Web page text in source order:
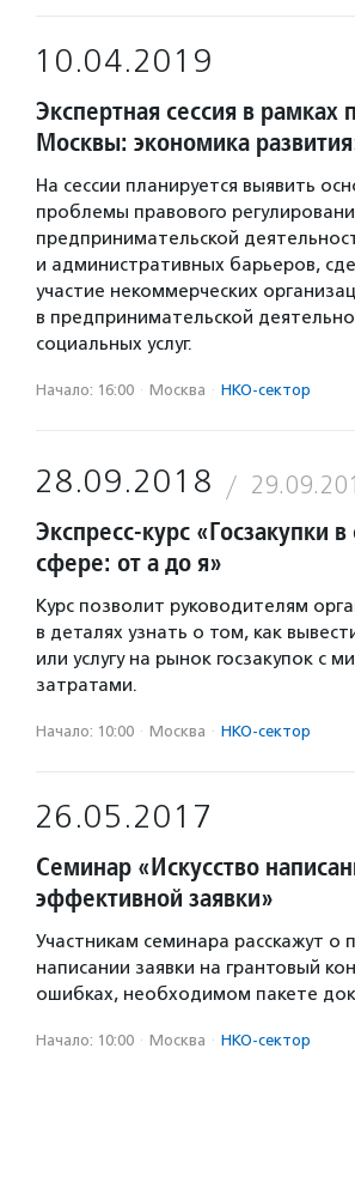
10.04.2019
Экспертная сессия в рамках
Москвы: экономика
На сессии планируется выявить
проблемы правового
предпринимательской
и административных барьеров,
участие некоммерческих
в предпринимательской
социальных услуг.
Начало: 16:00 · Москва · НКО-сектор
28.09.2018
Экспресс-курс «Госзакупки
сфере: от а до я»
Курс позволит руководителям
в деталях узнать о том, как
или услугу на рынок госзакупок с
затратами.
Начало: 10:00 · Москва · НКО-сектор
26.05.2017
Семинар «Искусство
эффективной заявки»
Участникам семинара расскажут о
написании заявки на грантовый
ошибках, необходимом пакете
Начало: 10:00 · Москва · НКО-сектор